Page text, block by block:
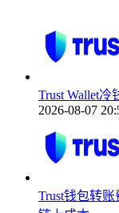
Trust Wallet
2026-08-07
Trust钱包转